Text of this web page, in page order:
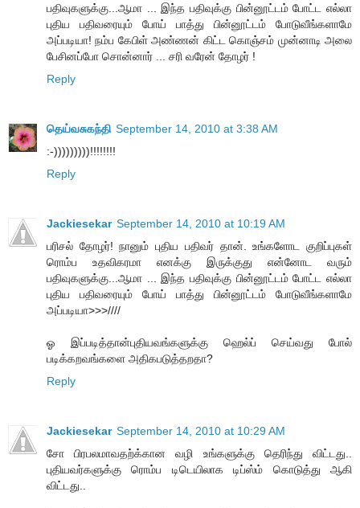
பதிவுகளுக்கு...ஆமா ... இந்த பதிவுக்கு பின்னூட்டம் போட்ட எல்லா
புதிய பதிவரையும் போய் பாத்து பின்னூட்டம் போடுவீங்களாமே
அப்படியா! நம்ப கேபிள் அண்ணன் கிட்ட கொஞ்சம் முன்னாடி அலை
பேசினப்போ சொன்னார் ... சரி வரேன் தோழர் !
Reply
தெய்வசுகந்தி September 14, 2010 at 3:38 AM
:-)))))))))!!!!!!!!
Reply
Jackiesekar September 14, 2010 at 10:19 AM
பரிசல் தோழர்! நானும் புதிய பதிவர் தான். உங்களோட குறிப்புகள்
ரொம்ப உதவிகரமா எனக்கு இருக்குது என்னோட வரும்
பதிவுகளுக்கு...ஆமா ... இந்த பதிவுக்கு பின்னூட்டம் போட்ட எல்லா
புதிய பதிவரையும் போய் பாத்து பின்னூட்டம் போடுவீங்களாமே
அப்படியா>>>////
ஓ இப்படித்தான்புதியவங்களுக்கு ஹெல்ப் செய்வது போல்
படிக்கறவங்களை அதிகபடுத்தறதா?
Reply
Jackiesekar September 14, 2010 at 10:29 AM
சோ பிரபலமாவதற்க்கான வழி உங்களுக்கு தெரிந்து விட்டது..
புதியவர்களுக்கு ரொம்ப டிடெயிலாக டிப்ஸ்ம் கொடுத்து ஆகி
விட்டது..